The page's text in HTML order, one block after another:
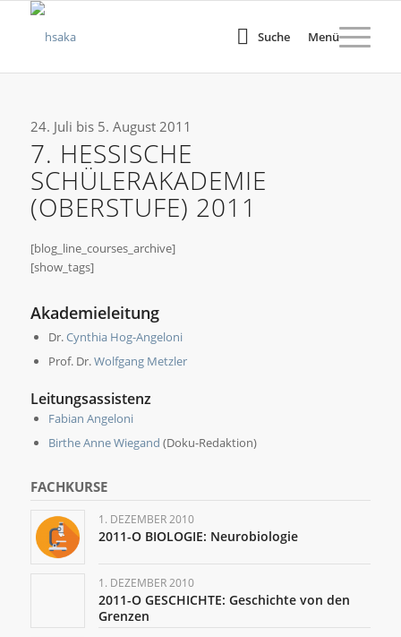
Suche Menü
24. Juli bis 5. August 2011
7. HESSISCHE
SCHÜLERAKADEMIE
(OBERSTUFE) 2011
[blog_line_courses_archive]
[show_tags]
Akademieleitung
Dr.Cynthia Hog-Angeloni
Prof. Dr.Wolfgang Metzler
Leitungsassistenz
Fabian Angeloni
Birthe Anne Wiegand (Doku-Redaktion)
FACHKURSE
1. DEZEMBER 2010
2011-O BIOLOGIE: Neurobiologie
1. DEZEMBER 2010
2011-O GESCHICHTE: Geschichte von den
Grenzen